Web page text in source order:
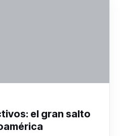
el gran salto